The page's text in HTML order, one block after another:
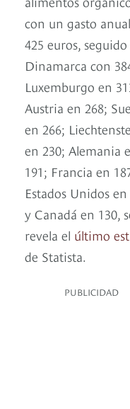
con un gasto
425 euros, seguido
Dinamarca con
Luxemburgo en
Austria en 268;
en 266;
en 230; Alemania
191; Francia en
Estados Unidos en
y Canadá en 130,
revela el último
de Statista.
PUBLICIDAD